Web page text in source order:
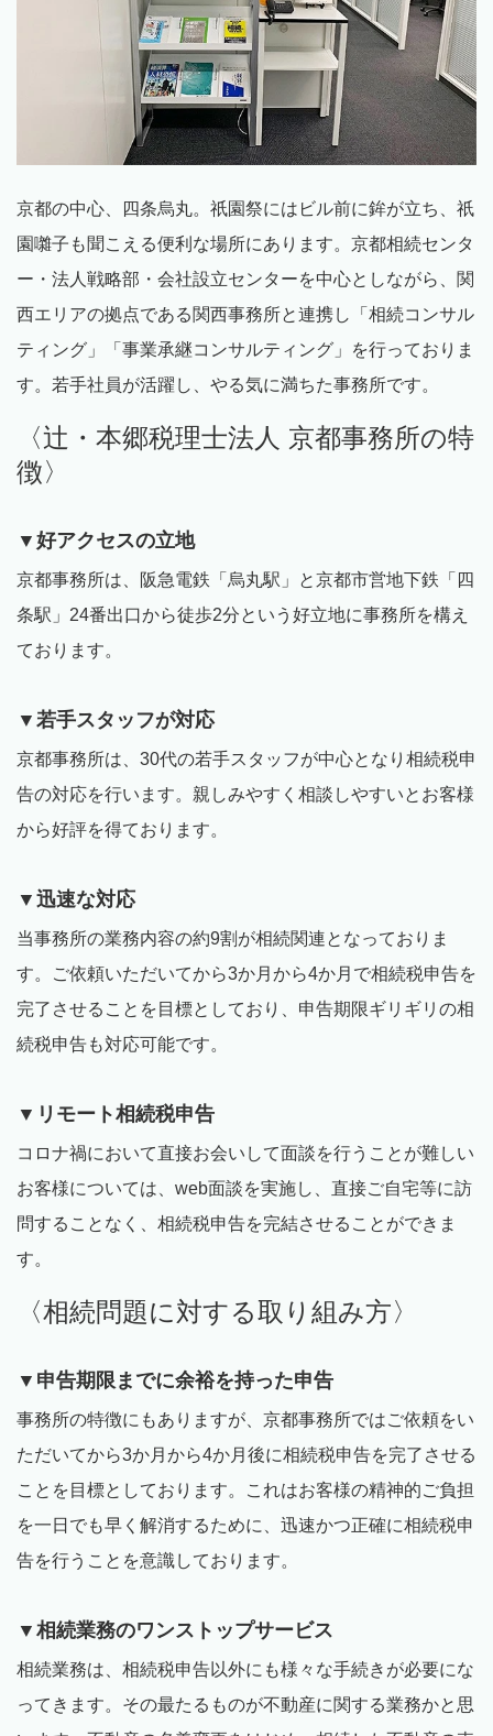
京都の中心、四条烏丸。祇園祭にはビル前に鉾が立ち、祇
園囃子も聞こえる便利な場所にあります。京都相続センタ
ー・法人戦略部・会社設立センターを中心としながら、関
西エリアの拠点である関西事務所と連携し「相続コンサル
ティング」「事業承継コンサルティング」を行っておりま
す。若手社員が活躍し、やる気に満ちた事務所です。
〈辻・本郷税理士法人 京都事務所の特
徴〉
▼好アクセスの立地
京都事務所は、阪急電鉄「烏丸駅」と京都市営地下鉄「四
条駅」 24番出口から徒歩2分という好立地に事務所を構え
ております。
▼若手スタッフが対応
京都事務所は、 30代の若手スタッフが中心となり相続税申
告の対応を行います。親しみやすく相談しやすいとお客様
から好評を得ております。
▼迅速な対応
当事務所の業務内容の約9割が相続関連となっておりま
す。ご依頼いただいてから3か月から4か月で相続税申告を
完了させることを目標としており、申告期限ギリギリの相
続税申告も対応可能です。
▼リモート相続税申告
コロナ禍において直接お会いして面談を行うことが難しい
お客様については、 web面談を実施し、直接ご自宅等に訪
問することなく、相続税申告を完結させることができま
す。
〈相続問題に対する取り組み方〉
▼申告期限までに余裕を持った申告
事務所の特徴にもありますが、京都事務所ではご依頼をい
ただいてから3か月から4か月後に相続税申告を完了させる
ことを目標としております。これはお客様の精神的ご負担
を一日でも早く解消するために、迅速かつ正確に相続税申
告を行うことを意識しております。
▼相続業務のワンストップサービス
相続業務は、相続税申告以外にも様々な手続きが必要にな
ってきます。その最たるものが不動産に関する業務かと思